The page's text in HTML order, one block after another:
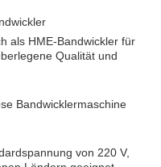
als HME-Bandwickler für
Qualität und
Bandwicklermaschine
von 220 V,